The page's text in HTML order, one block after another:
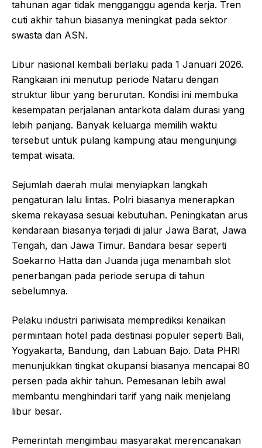
tahunan agar tidak mengganggu agenda kerja. Tren
cuti akhir tahun biasanya meningkat pada sektor
swasta dan ASN.
Libur nasional kembali berlaku pada 1 Januari 2026.
Rangkaian ini menutup periode Nataru dengan
struktur libur yang berurutan. Kondisi ini membuka
kesempatan perjalanan antarkota dalam durasi yang
lebih panjang. Banyak keluarga memilih waktu
tersebut untuk pulang kampung atau mengunjungi
tempat wisata.
Sejumlah daerah mulai menyiapkan langkah
pengaturan lalu lintas. Polri biasanya menerapkan
skema rekayasa sesuai kebutuhan. Peningkatan arus
kendaraan biasanya terjadi di jalur Jawa Barat, Jawa
Tengah, dan Jawa Timur. Bandara besar seperti
Soekarno Hatta dan Juanda juga menambah slot
penerbangan pada periode serupa di tahun
sebelumnya.
Pelaku industri pariwisata memprediksi kenaikan
permintaan hotel pada destinasi populer seperti Bali,
Yogyakarta, Bandung, dan Labuan Bajo. Data PHRI
menunjukkan tingkat okupansi biasanya mencapai 80
persen pada akhir tahun. Pemesanan lebih awal
membantu menghindari tarif yang naik menjelang
libur besar.
Pemerintah mengimbau masyarakat merencanakan